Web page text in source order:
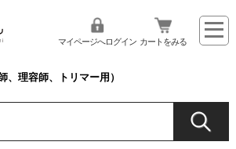
、理容師、トリマー用）
マイページへログイン カートをみる